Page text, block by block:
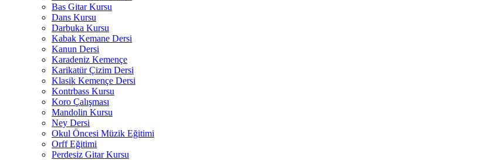
Bas Gitar Kursu
Dans Kursu
Darbuka Kursu
Kabak Kemane Dersi
Kanun Dersi
Karadeniz Kemençe
Karikatür Çizim Dersi
Klasik Kemençe Dersi
Kontrbass Kursu
Koro Çalışması
Mandolin Kursu
Ney Dersi
Okul Öncesi Müzik Eğitimi
Orff Eğitimi
Perdesiz Gitar Kursu